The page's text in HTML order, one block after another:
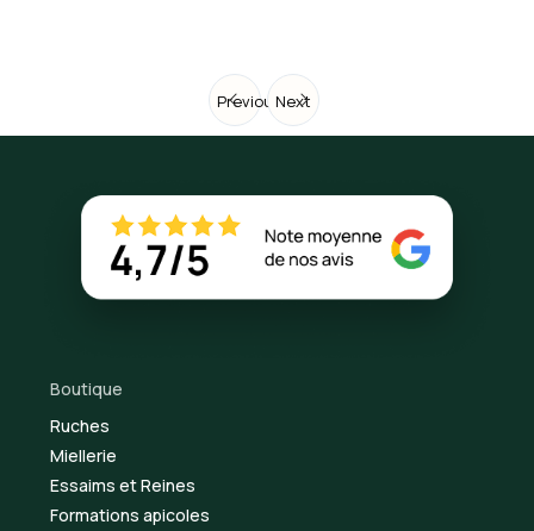
PreviousNext
Boutique
Ruches
Miellerie
Essaims et Reines
Formations apicoles